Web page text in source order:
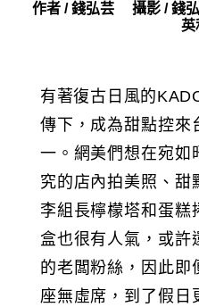
作者 / 錢弘芸 攝影 / 錢
英
有著復古日風的
傳下，成為甜點控來
一。網美們想在宛如
究的店內拍美照、甜
李組長檸檬塔和蛋糕
盒也很有人氣，或許
的老闆粉絲，因此即
座無虛席，到了假日